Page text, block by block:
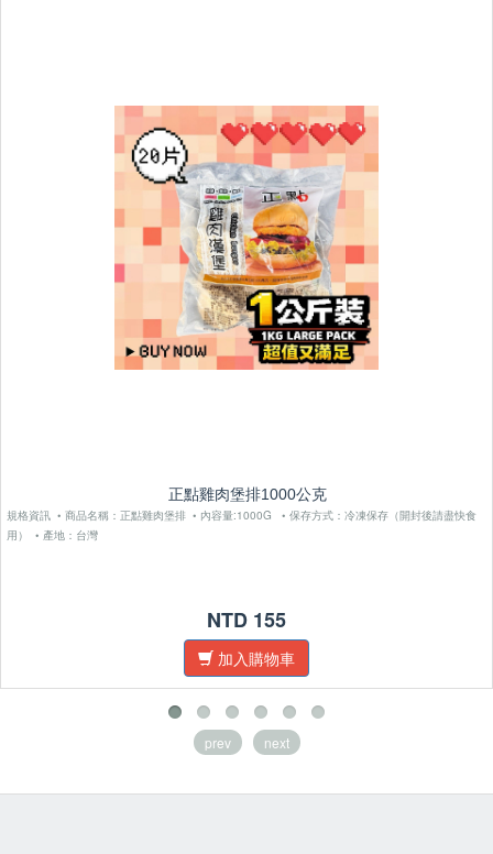
正點雞肉堡排1000公克
規格資訊 • 商品名稱：正點雞肉堡排 • 內容量:1000G • 保存方式：冷凍保存（開封後請盡快食
用） • 產地：台灣
NTD 155
加入購物車
prev next